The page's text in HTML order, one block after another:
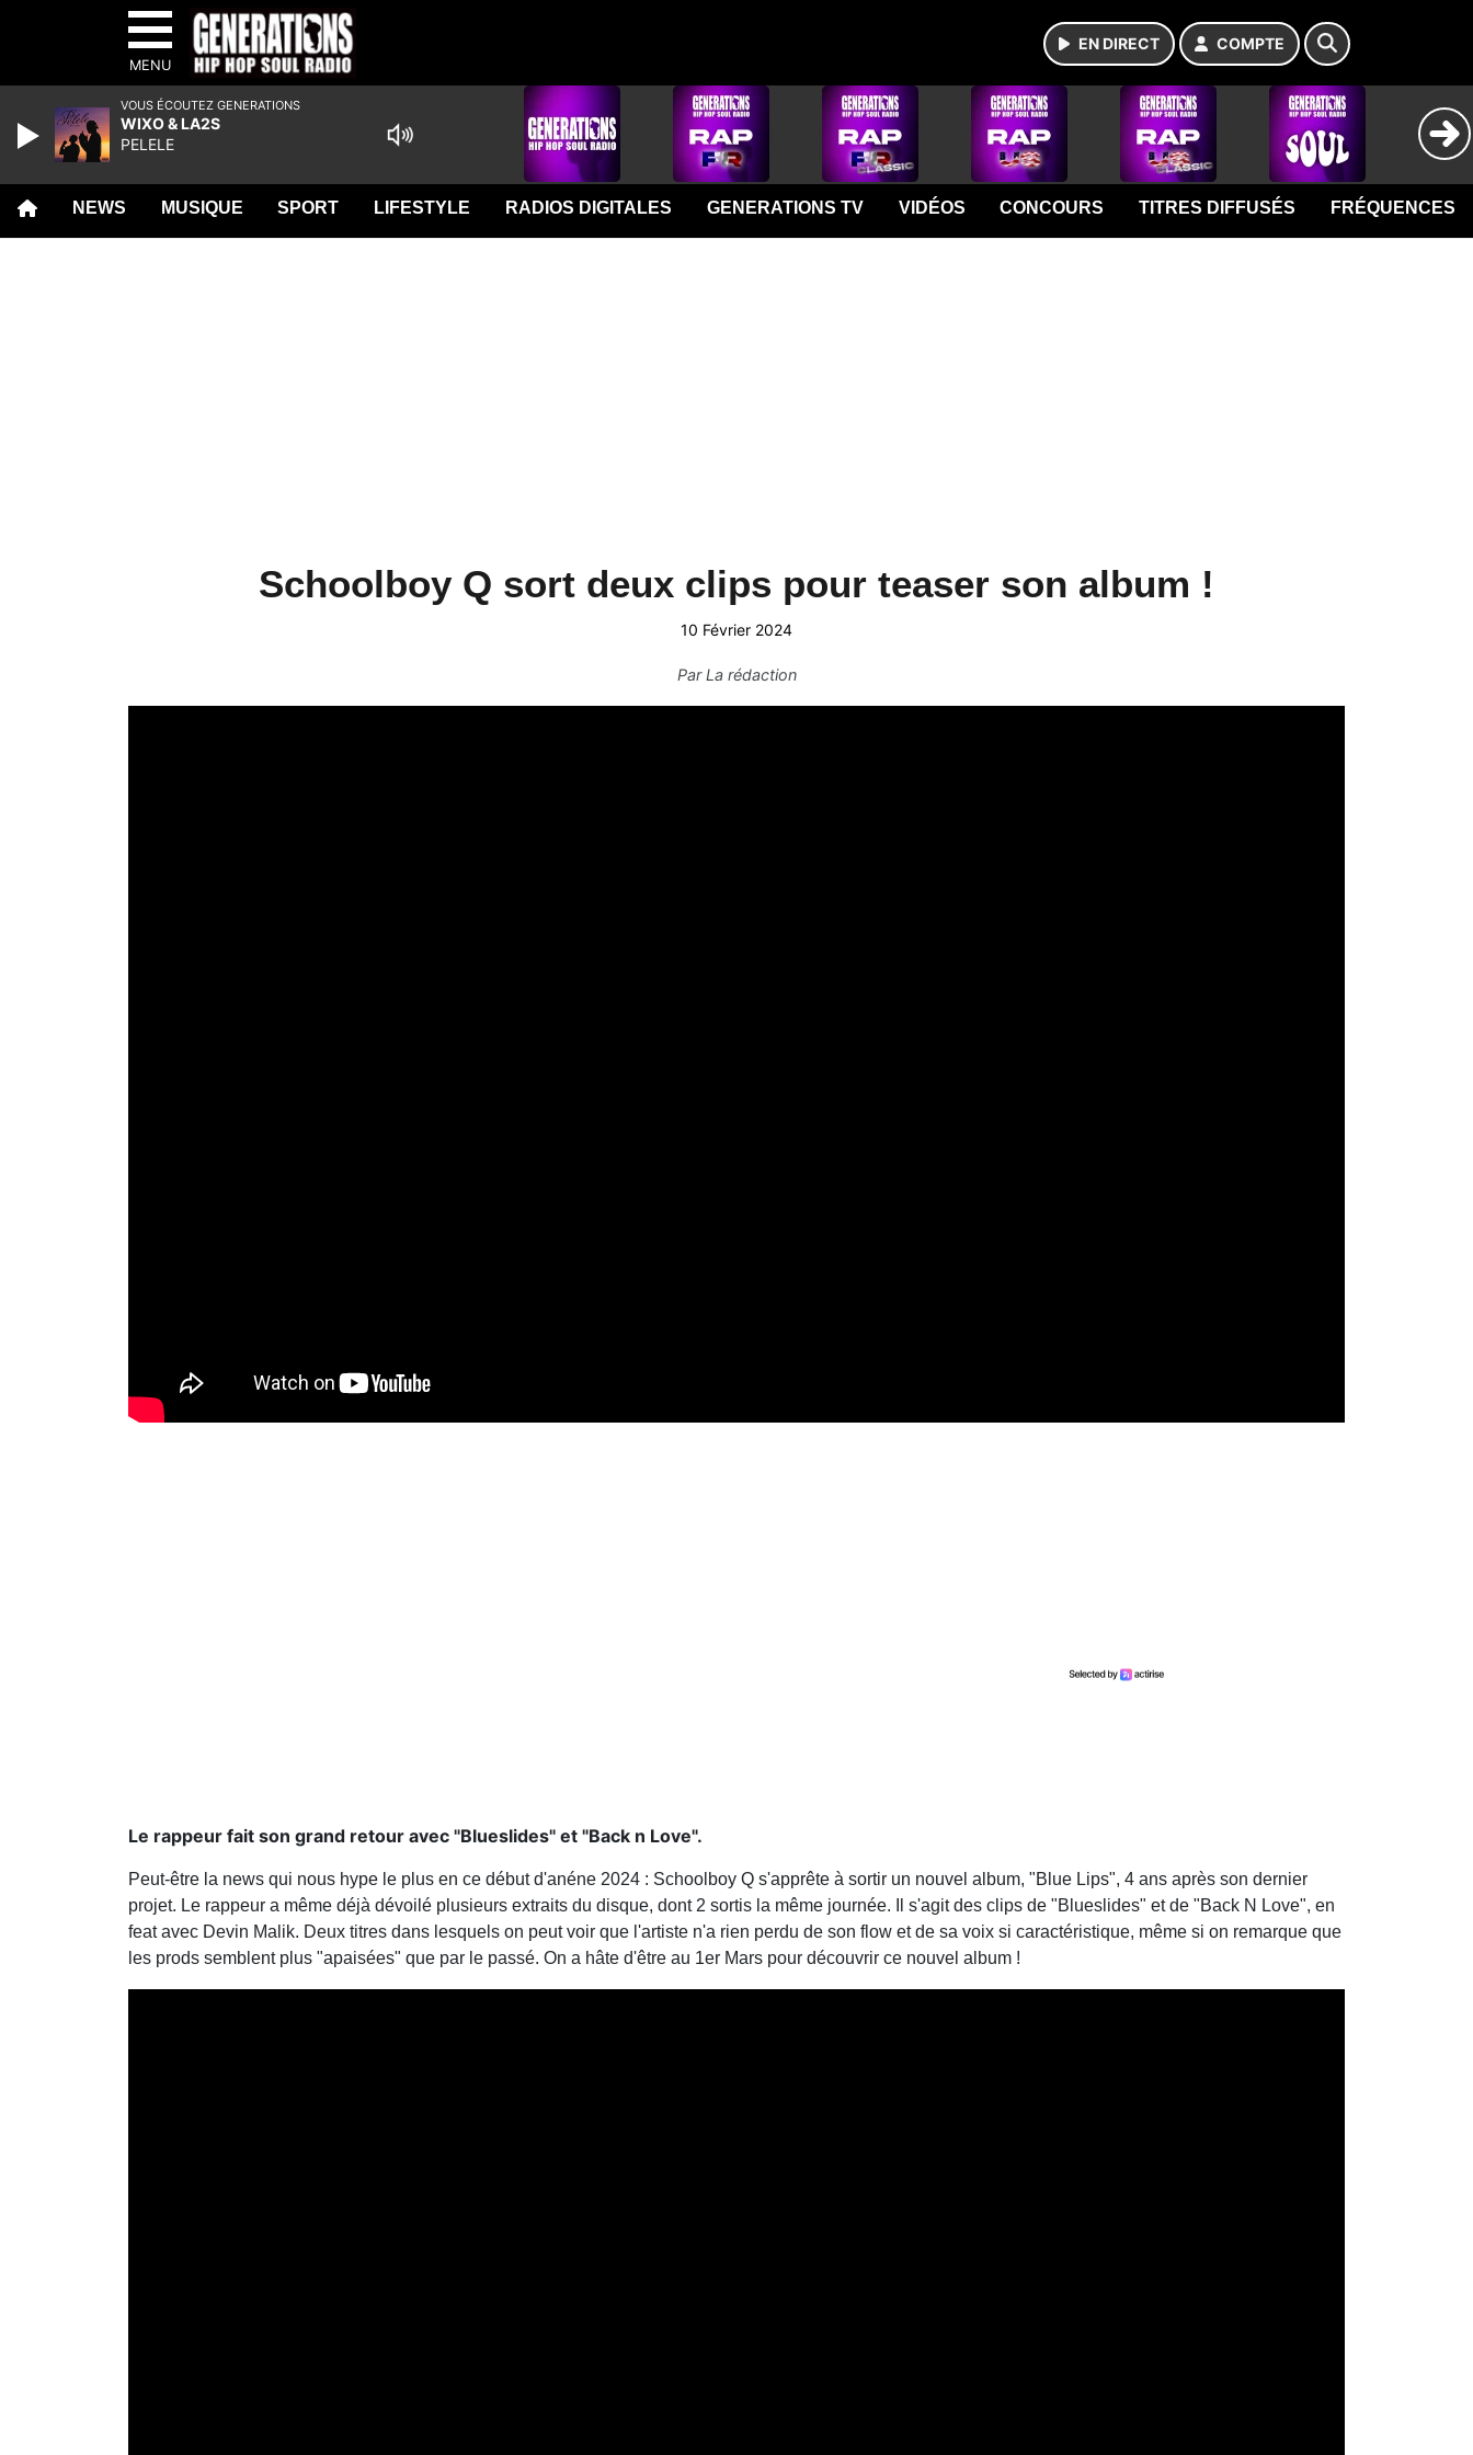
MENU
EN DIRECT COMPTE
NEWS MUSIQUE SPORT LIFESTYLE RADIOS DIGITALES GENERATIONS TV VIDÉOS CONCOURS TITRES DIFFUSÉS FRÉQUENCES
Schoolboy Q sort deux clips pour teaser son album !
10 Février 2024
ParLa rédaction
Le rappeur fait son grand retour avec "Blueslides" et "Back n Love".
Peut-être la news qui nous hype le plus en ce début d'anéne 2024 : Schoolboy Q s'apprête à sortir un nouvel album, "Blue Lips", 4 ans après son dernier
projet. Le rappeur a même déjà dévoilé plusieurs extraits du disque, dont 2 sortis la même journée. Il s'agit des clips de "Blueslides" et de "Back N Love", en
feat avec Devin Malik. Deux titres dans lesquels on peut voir que l'artiste n'a rien perdu de son flow et de sa voix si caractéristique, même si on remarque que
les prods semblent plus "apaisées" que par le passé. On a hâte d'être au 1er Mars pour découvrir ce nouvel album !
VOUS ÉCOUTEZ GENERATIONS
WIXO & LA2S
PELELE